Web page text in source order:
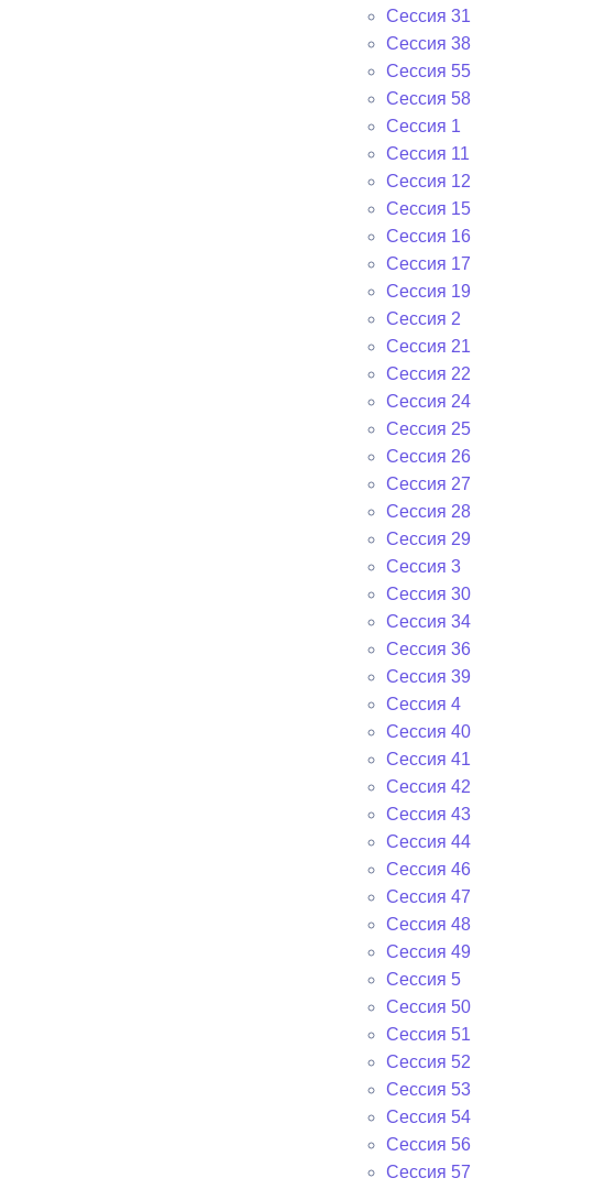
Сессия 31
Сессия 38
Сессия 55
Сессия 58
Сессия 1
Сессия 11
Сессия 12
Сессия 15
Сессия 16
Сессия 17
Сессия 19
Сессия 2
Сессия 21
Сессия 22
Сессия 24
Сессия 25
Сессия 26
Сессия 27
Сессия 28
Сессия 29
Сессия 3
Сессия 30
Сессия 34
Сессия 36
Сессия 39
Сессия 4
Сессия 40
Сессия 41
Сессия 42
Сессия 43
Сессия 44
Сессия 46
Сессия 47
Сессия 48
Сессия 49
Сессия 5
Сессия 50
Сессия 51
Сессия 52
Сессия 53
Сессия 54
Сессия 56
Сессия 57